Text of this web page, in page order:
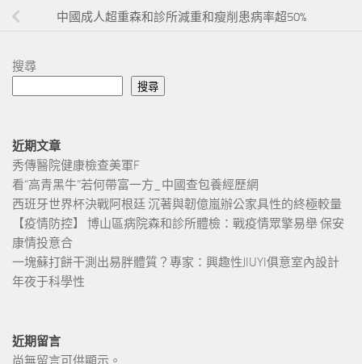
中國成人超重森和診所減重和瘦削患病率超50%
搜尋
搜尋
近期文章
秀傳醫院健康檢查美軍F
看“高青黑牛”若何帶富一方_中國查包養經歷網
西班牙世界杯決戰阿根廷 沉著與韌億嵐辦公家具性的終極較量
【疫情防控】 博山區病院森和診所體檢：戰疫情眾擎易舉 保安
康情投意合
一塊蘇打餅干測出易胖體質？專家：興趣性JIUYI俱意室內設計
年夜于科學性
近期留言
尚無留言可供顯示。